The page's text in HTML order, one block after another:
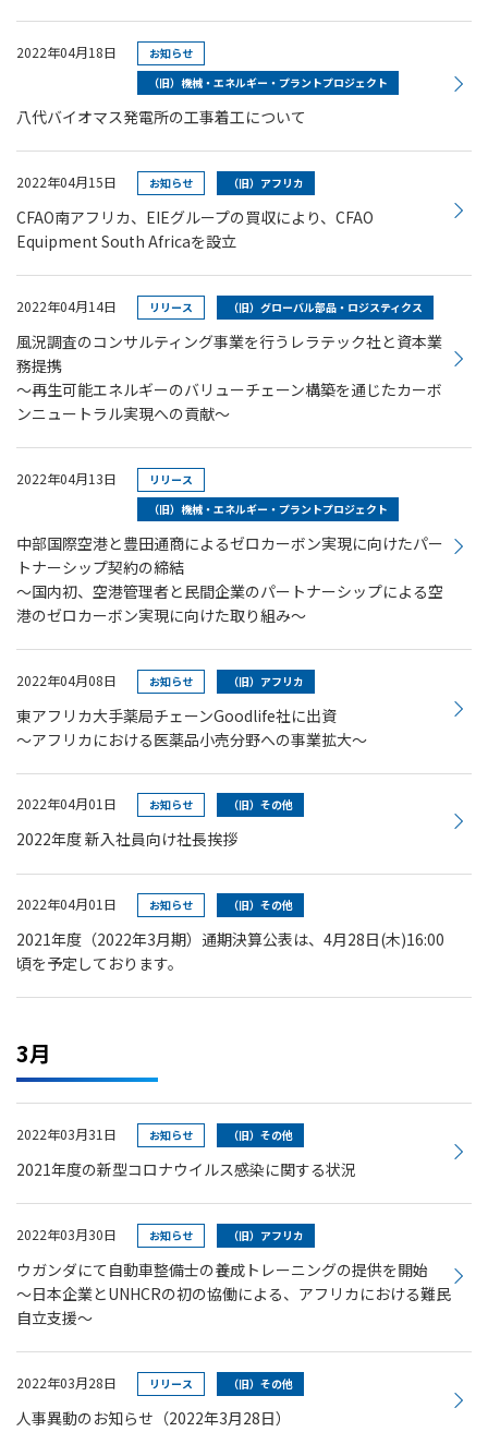
2022年04月18日
お知らせ
（旧）機械・エネルギー・プラントプロジェクト
八代バイオマス発電所の工事着工について
2022年04月15日 お知らせ （旧）アフリカ
CFAO南アフリカ、EIEグループの買収により、CFAO
Equipment South Africaを設立
2022年04月14日 リリース （旧）グローバル部品・ロジスティクス
風況調査のコンサルティング事業を行うレラテック社と資本業
務提携
～再生可能エネルギーのバリューチェーン構築を通じたカーボ
ンニュートラル実現への貢献～
2022年04月13日
リリース
（旧）機械・エネルギー・プラントプロジェクト
中部国際空港と豊田通商によるゼロカーボン実現に向けたパー
トナーシップ契約の締結
～国内初、空港管理者と民間企業のパートナーシップによる空
港のゼロカーボン実現に向けた取り組み～
2022年04月08日 お知らせ （旧）アフリカ
東アフリカ大手薬局チェーンGoodlife社に出資
～アフリカにおける医薬品小売分野への事業拡大～
2022年04月01日 お知らせ （旧）その他
2022年度 新入社員向け社長挨拶
2022年04月01日 お知らせ （旧）その他
2021年度（2022年3月期）通期決算公表は、4月28日(木)16:00
頃を予定しております。
3月
2022年03月31日 お知らせ （旧）その他
2021年度の新型コロナウイルス感染に関する状況
2022年03月30日 お知らせ （旧）アフリカ
ウガンダにて自動車整備士の養成トレーニングの提供を開始
～日本企業とUNHCRの初の協働による、アフリカにおける難民
自立支援～
2022年03月28日 リリース （旧）その他
人事異動のお知らせ（2022年3月28日）